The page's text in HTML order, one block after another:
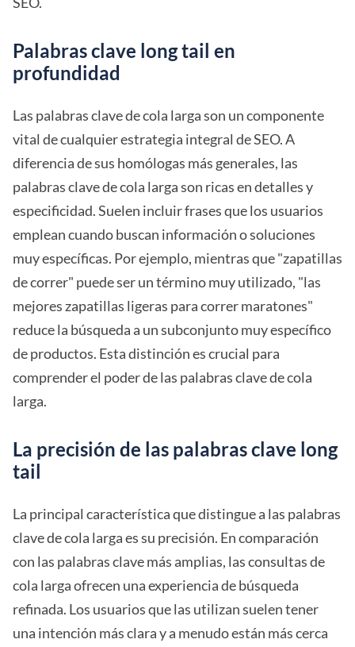
Palabras clave long tail en
profundidad
Las palabras clave de cola larga son un componente
vital de cualquier estrategia integral de SEO. A
diferencia de sus homólogas más generales, las
palabras clave de cola larga son ricas en detalles y
especificidad. Suelen incluir frases que los usuarios
emplean cuando buscan información o soluciones
muy específicas. Por ejemplo, mientras que "zapatillas
de correr" puede ser un término muy utilizado, "las
mejores zapatillas ligeras para correr maratones"
reduce la búsqueda a un subconjunto muy específico
de productos. Esta distinción es crucial para
comprender el poder de las palabras clave de cola
larga.
La precisión de las palabras clave long
tail
La principal característica que distingue a las palabras
clave de cola larga es su precisión. En comparación
con las palabras clave más amplias, las consultas de
cola larga ofrecen una experiencia de búsqueda
refinada. Los usuarios que las utilizan suelen tener
una intención más clara y a menudo están más cerca